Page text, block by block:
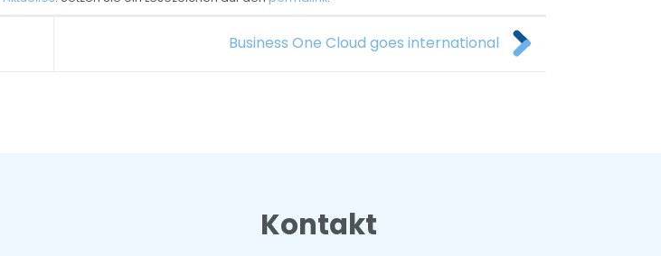
Business One Cloud goes international
Kontakt